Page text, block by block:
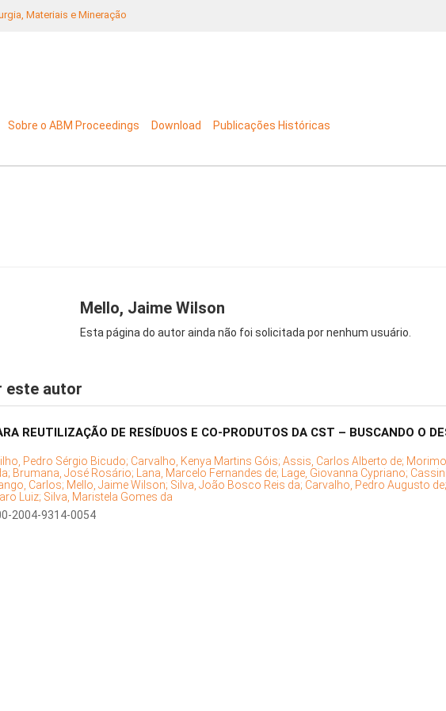
Materiais e Mineração
Sobre o ABM Proceedings Download Publicações Históricas
Mello, Jaime Wilson
Esta página do autor ainda não foi solicitada por nenhum usuário.
este autor
REUTILIZAÇÃO DE RESÍDUOS E CO-PRODUTOS DA CST – BUSCANDO O
Pedro Sérgio Bicudo; Carvalho, Kenya Martins Góis; Assis, Carlos Alberto de;
Brumana, José Rosário; Lana, Marcelo Fernandes de; Lage, Giovanna Cypriano;
Carlos; Mello, Jaime Wilson; Silva, João Bosco Reis da; Carvalho, Pedro Augusto de;
Luiz; Silva, Maristela Gomes da
2004-9314-0054